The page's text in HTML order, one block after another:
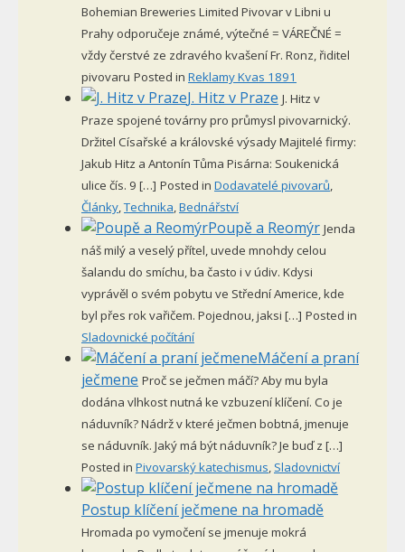
Bohemian Breweries Limited Pivovar v Libni u
Prahy odporučeje známé, výtečné = VÁREČNÉ =
vždy čerstvé ze zdravého kvašení Fr. Ronz, řiditel
pivovaru Posted in Reklamy Kvas 1891
J. Hitz v Praze J. Hitz v
Praze spojené továrny pro průmysl pivovarnický.
Držitel Císařské a královské výsady Majitelé firmy:
Jakub Hitz a Antonín Tůma Pisárna: Soukenická
ulice čís. 9 […] Posted in Dodavatelé pivovarů,
Články,Technika,Bednářství
Poupě a Reomýr Jenda
náš milý a veselý přítel, uvede mnohdy celou
šalandu do smíchu, ba často i v údiv. Kdysi
vyprávěl o svém pobytu ve Střední Americe, kde
byl přes rok vařičem. Pojednou, jaksi […] Posted in
Sladovnické počítání
Máčení a praní
ječmene Proč se ječmen máčí? Aby mu byla
dodána vlhkost nutná ke vzbuzení klíčení. Co je
náduvník? Nádrž v které ječmen bobtná, jmenuje
se náduvník. Jaký má být náduvník? Je buď z […]
Posted in Pivovarský katechismus, Sladovnictví
Postup klíčení ječmene na hromadě
Hromada po vymočení se jmenuje mokrá